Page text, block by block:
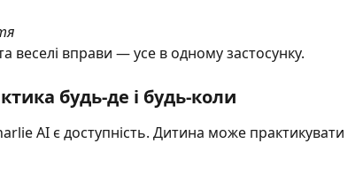
веселі вправи — усе в одному застосунку.
будь-де і будь-коли
AI є доступність. Дитина може практикувати